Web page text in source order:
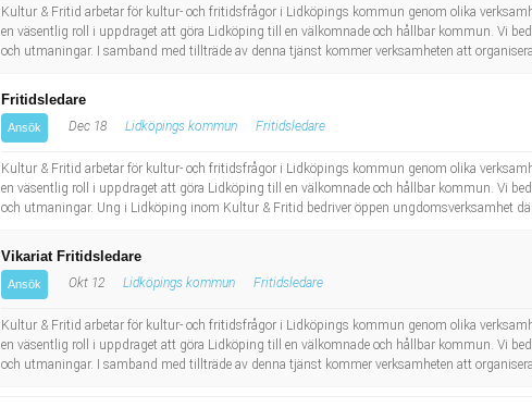
Kultur & Fritid arbetar för kultur- och fritidsfrågor i Lidköpings kommun genom olika
en väsentlig roll i uppdraget att göra Lidköping till en välkomnade och hållbar kommun. Vi
och utmaningar. I samband med tillträde av denna tjänst kommer verksamheten att
Fritidsledare
Ansök Dec 18 Lidköpings kommun Fritidsledare
Kultur & Fritid arbetar för kultur- och fritidsfrågor i Lidköpings kommun genom olika
en väsentlig roll i uppdraget att göra Lidköping till en välkomnade och hållbar kommun. Vi
och utmaningar. Ung i Lidköping inom Kultur & Fritid bedriver öppen ungdomsverksamhet
Vikariat Fritidsledare
Ansök Okt 12 Lidköpings kommun Fritidsledare
Kultur & Fritid arbetar för kultur- och fritidsfrågor i Lidköpings kommun genom olika
en väsentlig roll i uppdraget att göra Lidköping till en välkomnade och hållbar kommun. Vi
och utmaningar. I samband med tillträde av denna tjänst kommer verksamheten att